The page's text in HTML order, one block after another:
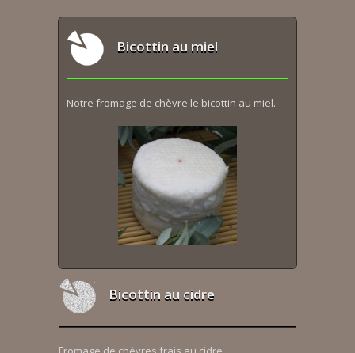
Bicottin au miel
Notre fromage de chèvre le bicottin au miel.
Bicottin au cidre